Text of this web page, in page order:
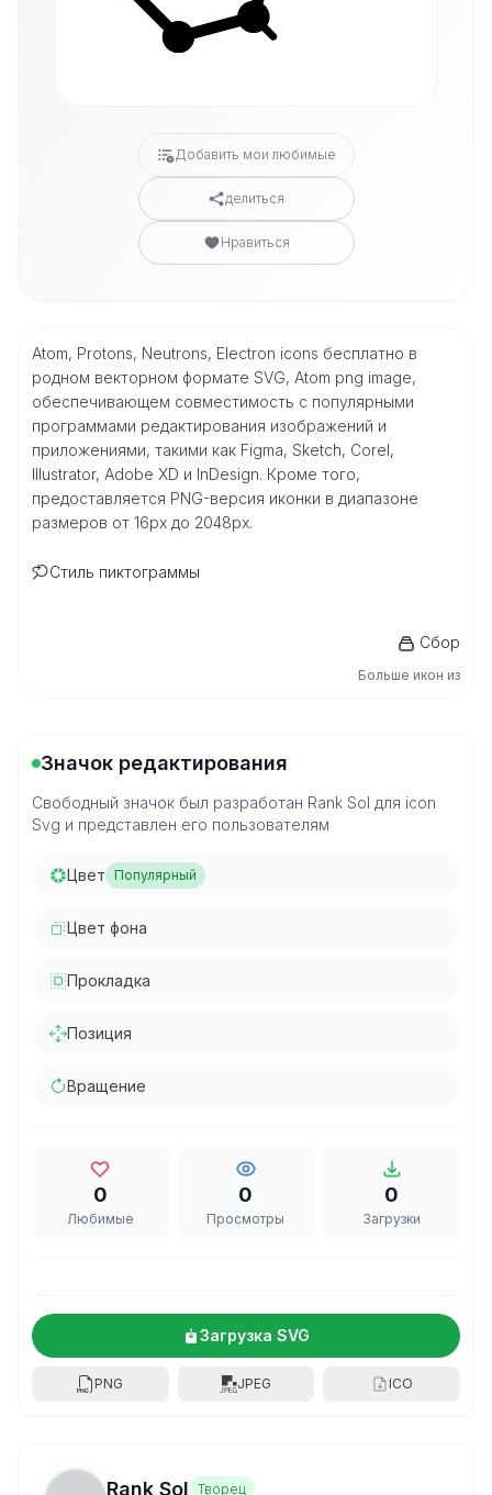
Добавить мои любимые
делиться
Нравиться
Atom, Protons, Neutrons, Electron icons бесплатно в
родном векторном формате SVG, Atom png image,
обеспечивающем совместимость с популярными
программами редактирования изображений и
приложениями, такими как Figma, Sketch, Corel,
Illustrator, Adobe XD и InDesign. Кроме того,
предоставляется PNG-версия иконки в диапазоне
размеров от 16px до 2048px.
Стиль пиктограммы
Сбор
Больше икон из
Значок редактирования
Свободный значок был разработан Rank Sol для icon
Svg и представлен его пользователям
Цвет Популярный
Цвет фона
Прокладка
Позиция
Вращение
0
Любимые
0
Просмотры
0
Загрузки
Загрузка SVG
PNG JPEG ICO
Rank Sol Творец